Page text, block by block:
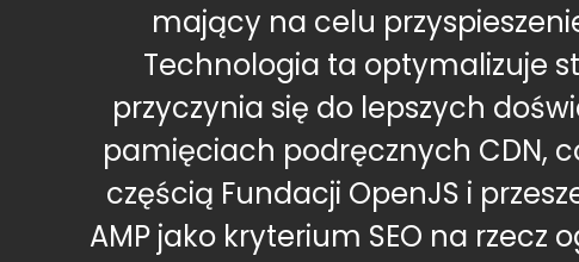
mający na celu
Technologia ta optymalizuje
przyczynia się do lepszych
pamięciach podręcznych CDN,
częścią Fundacji OpenJS i
AMP jako kryterium SEO na